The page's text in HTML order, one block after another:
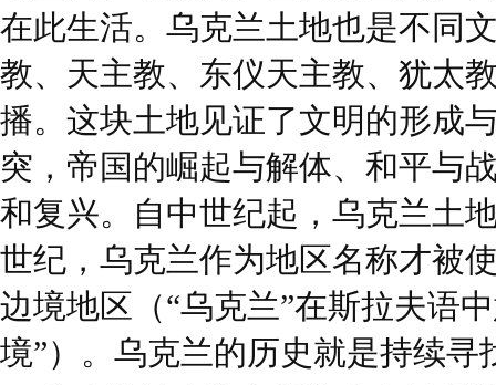
在此生活。乌克兰土地也是不同
教、天主教、东仪天主教、犹太
播。这块土地见证了文明的形成
突，帝国的崛起与解体、和平与
和复兴。自中世纪起，乌克兰土
世纪，乌克兰作为地区名称才被
边境地区（“乌克兰”在斯拉夫语
境”）。乌克兰的历史就是持续寻